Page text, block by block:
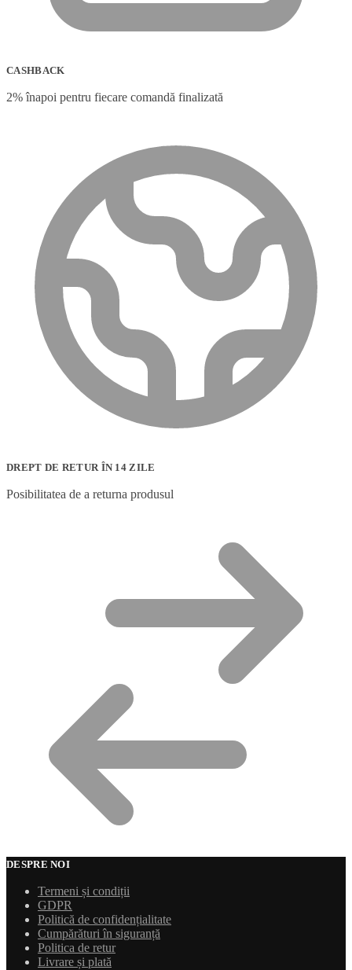
CASHBACK
2% înapoi pentru fiecare comandă finalizată
DREPT DE RETUR ÎN 14 ZILE
Posibilitatea de a returna produsul
DESPRE NOI
Termeni și condiții
GDPR
Politică de confidențialitate
Cumpărături în siguranță
Politica de retur
Livrare și plată